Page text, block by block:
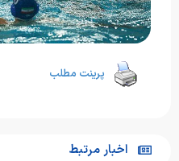
پرینت مطلب
اخبار مرتبط